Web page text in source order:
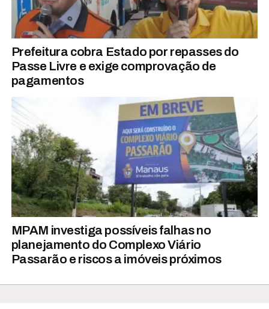
Prefeitura cobra Estado por repasses do
Passe Livre e exige comprovação de
pagamentos
MPAM investiga possíveis falhas no
planejamento do Complexo Viário
Passarão e riscos a imóveis próximos